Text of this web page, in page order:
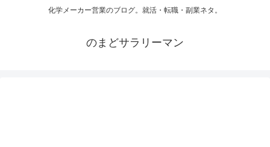
化学メーカー営業のブログ。就活・転職・副業ネタ。
のまどサラリーマン